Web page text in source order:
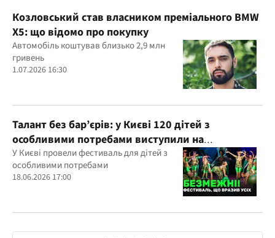
Козловський став власником преміального BMW
X5: що відомо про покупку
Автомобіль коштував близько 2,9 млн
гривень
1.07.2026 16:30
Талант без бар’єрів: у Києві 120 дітей з
особливими потребами виступили на
всеукраїнському фестивалі
У Києві провели фестиваль для дітей з
особливими потребами
18.06.2026 17:00